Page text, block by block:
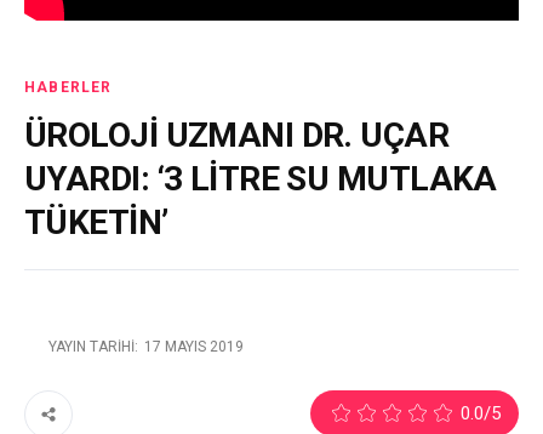
HABERLER
ÜROLOJİ UZMANI DR. UÇAR
UYARDI: ‘3 LİTRE SU MUTLAKA
TÜKETİN’
YAYIN TARIHI: 17 MAYIS 2019
0.0/5